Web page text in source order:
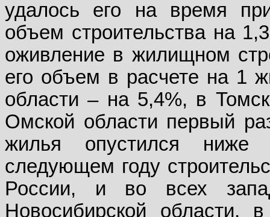
удалось его на время
объем строительства на
оживление в жилищном
его объем в расчете на 1
области – на 5,4%, в
Омской области первый
жилья опустился ниже
следующем году
России, и во всех
Новосибирской области,